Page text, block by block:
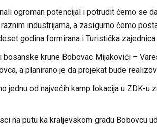
ogroman potencijal i potrudit ćemo se
industrijama, a zasigurno ćemo
godina formirana i Turistička zajednica
bosanske krune Bobovac Mijakovići –
a planirano je da projekat bude
jednu od najvećih kamp lokacija u ZDK-u
na putu ka kraljevskom gradu Bobovcu